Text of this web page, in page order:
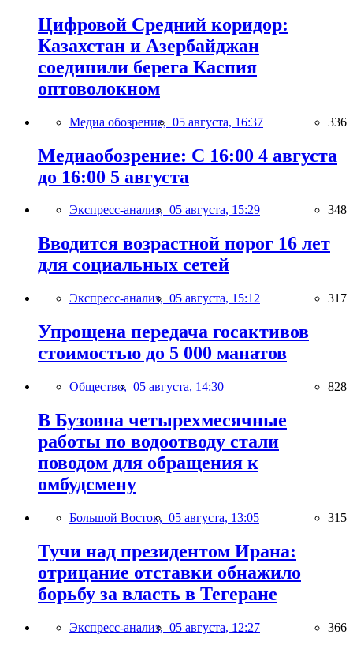
Цифровой Средний коридор:
Казахстан и Азербайджан
соединили берега Каспия
оптоволокном
Медиа обозрение, 05 августа, 16:37 336
Медиаобозрение: С 16:00 4 августа
до 16:00 5 августа
Экспресс-анализ, 05 августа, 15:29 348
Вводится возрастной порог 16 лет
для социальных сетей
Экспресс-анализ, 05 августа, 15:12 317
Упрощена передача госактивов
стоимостью до 5 000 манатов
Общество, 05 августа, 14:30 828
В Бузовна четырехмесячные
работы по водоотводу стали
поводом для обращения к
омбудсмену
Большой Восток, 05 августа, 13:05 315
Тучи над президентом Ирана:
отрицание отставки обнажило
борьбу за власть в Тегеране
Экспресс-анализ, 05 августа, 12:27 366